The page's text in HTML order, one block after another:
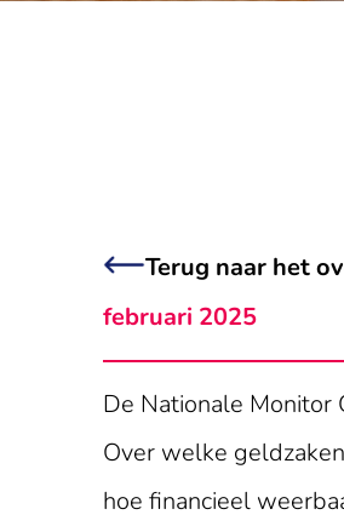
Terug naar het
februari 2025
De Nationale Monitor
Over welke
hoe financieel